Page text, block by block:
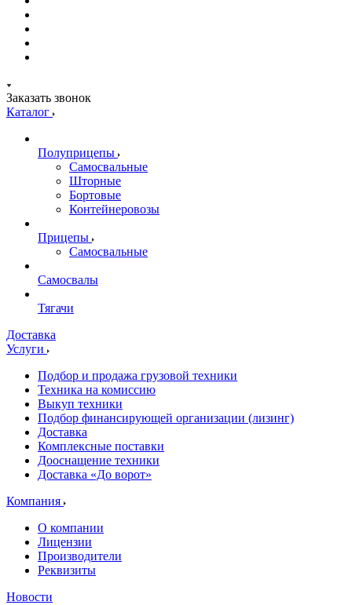
Заказать звонок
Каталог
Полуприцепы
Самосвальные
Шторные
Бортовые
Контейнеровозы
Прицепы
Самосвальные
Самосвалы
Тягачи
Доставка
Услуги
Подбор и продажа грузовой техники
Техника на комиссию
Выкуп техники
Подбор финансирующей организации (лизинг)
Доставка
Комплексные поставки
Дооснащение техники
Доставка «До ворот»
Компания
О компании
Лицензии
Производители
Реквизиты
Новости